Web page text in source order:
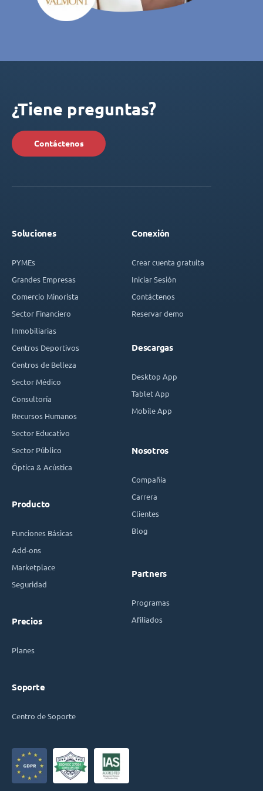
¿Tiene preguntas?
Contáctenos
Soluciones
PYMEs
Grandes Empresas
Comercio Minorista
Sector Financiero
Inmobiliarias
Centros Deportivos
Centros de Belleza
Sector Médico
Consultoría
Recursos Humanos
Sector Educativo
Sector Público
Óptica & Acústica
Producto
Funciones Básicas
Add-ons
Marketplace
Seguridad
Precios
Planes
Soporte
Centro de Soporte
Conexión
Crear cuenta gratuita
Iniciar Sesión
Contáctenos
Reservar demo
Descargas
Desktop App
Tablet App
Mobile App
Nosotros
Compañía
Carrera
Clientes
Blog
Partners
Programas
Afiliados